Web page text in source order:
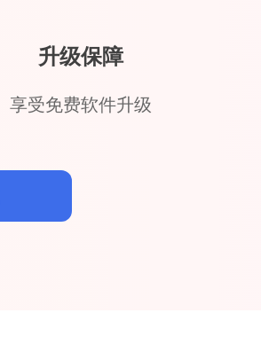
升级保障
享受免费软件升级